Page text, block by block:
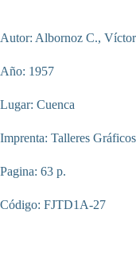
Autor: Albornoz C.,
Año: 1957
Lugar: Cuenca
Imprenta: Talleres
Pagina: 63 p.
Código: FJTD1A-27